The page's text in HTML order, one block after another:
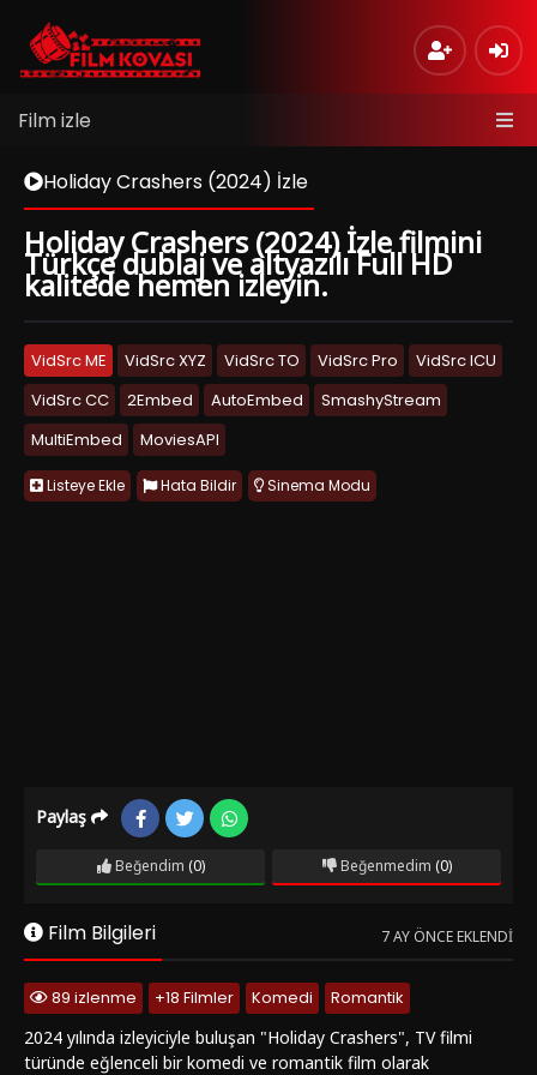
Film izle
Holiday Crashers (2024) İzle
Holiday Crashers (2024) İzle filmini
Türkçe dublaj ve altyazılı Full HD
kalitede hemen izleyin.
VidSrc ME VidSrc XYZ VidSrc TO VidSrc Pro
VidSrc ICU
VidSrc CC
2Embed AutoEmbed
SmashyStream
MultiEmbed
MoviesAPI
Listeye Ekle Hata Bildir Sinema Modu
Paylaş
Beğendim (0) Beğenmedim (0)
Film Bilgileri 7 AY ÖNCE EKLENDI
89 izlenme +18 Filmler Komedi
Romantik
2024 yılında izleyiciyle buluşan "Holiday Crashers", TV filmi
türünde eğlenceli bir komedi ve romantik film olarak